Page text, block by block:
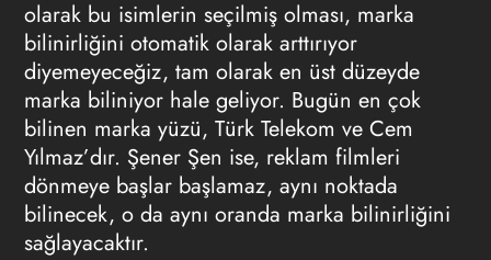
olarak bu isimlerin seçilmiş olması, marka
bilinirliğini otomatik olarak arttırıyor
diyemeyeceğiz, tam olarak en üst düzeyde
marka biliniyor hale geliyor. Bugün en çok
bilinen marka yüzü, Türk Telekom ve Cem
Yılmaz’dır. Şener Şen ise, reklam filmleri
dönmeye başlar başlamaz, aynı noktada
bilinecek, o da aynı oranda marka bilinirliğini
sağlayacaktır.